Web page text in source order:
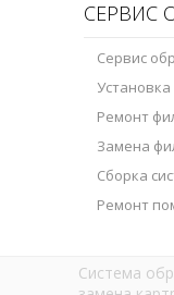
СЕРВИС
Сервис
Ремонт
Замена
Сборка
Ремонт
Система